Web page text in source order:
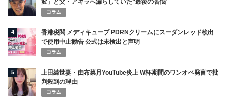
変」と父・アキラへ漏らしていた“最後の苦悩”
コラム
4
香港税関 メディキューブ PDRNクリームにスーダンレッド検出
で使用中止勧告 公式は未検出と声明
コラム
5
上田綺世妻・由布菜月YouTube炎上 W杯期間のワンオペ発言で批
判殺到の理由
コラム